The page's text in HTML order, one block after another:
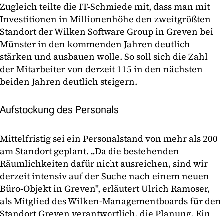
Zugleich teilte die IT-Schmiede mit, dass man mit
Investitionen in Millionenhöhe den zweitgrößten
Standort der Wilken Software Group in Greven bei
Münster in den kommenden Jahren deutlich
stärken und ausbauen wolle. So soll sich die Zahl
der Mitarbeiter von derzeit 115 in den nächsten
beiden Jahren deutlich steigern.
Aufstockung des Personals
Mittelfristig sei ein Personalstand von mehr als 200
am Standort geplant. „Da die bestehenden
Räumlichkeiten dafür nicht ausreichen, sind wir
derzeit intensiv auf der Suche nach einem neuen
Büro-Objekt in Greven", erläutert Ulrich Ramoser,
als Mitglied des Wilken-Managementboards für den
Standort Greven verantwortlich, die Planung. Ein